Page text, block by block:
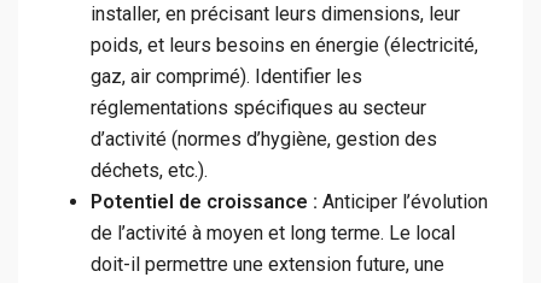
installer, en précisant leurs dimensions, leur
poids, et leurs besoins en énergie (électricité,
gaz, air comprimé). Identifier les
réglementations spécifiques au secteur
d’activité (normes d’hygiène, gestion des
déchets, etc.).
Potentiel de croissance : Anticiper l’évolution
de l’activité à moyen et long terme. Le local
doit-il permettre une extension future, une